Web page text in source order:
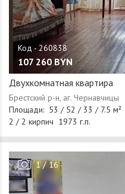
107 260 BYN
Двухкомнатная квартира
1/16